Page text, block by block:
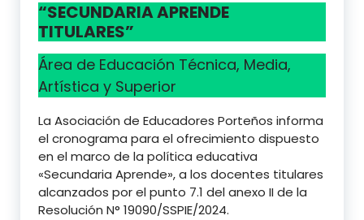
“SECUNDARIA APRENDE
TITULARES”
Área de Educación Técnica, Media,
Artística y Superior
La Asociación de Educadores Porteños informa
el cronograma para el ofrecimiento dispuesto
en el marco de la política educativa
«Secundaria Aprende», a los docentes titulares
alcanzados por el punto 7.1 del anexo II de la
Resolución N° 19090/SSPIE/2024.